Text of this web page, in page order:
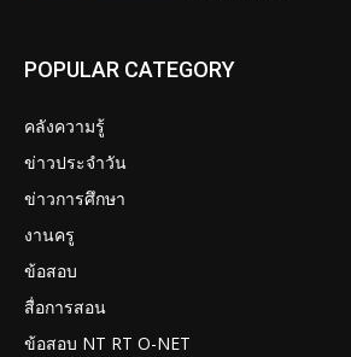
POPULAR CATEGORY
คลังความรู้
ข่าวประจำวัน
ข่าวการศึกษา
งานครู
ข้อสอบ
สื่อการสอน
ข้อสอบ NT RT O-NET